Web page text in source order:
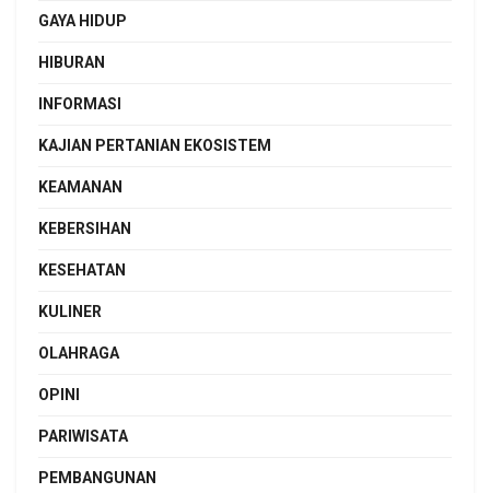
GAYA HIDUP
HIBURAN
INFORMASI
KAJIAN PERTANIAN EKOSISTEM
KEAMANAN
KEBERSIHAN
KESEHATAN
KULINER
OLAHRAGA
OPINI
PARIWISATA
PEMBANGUNAN